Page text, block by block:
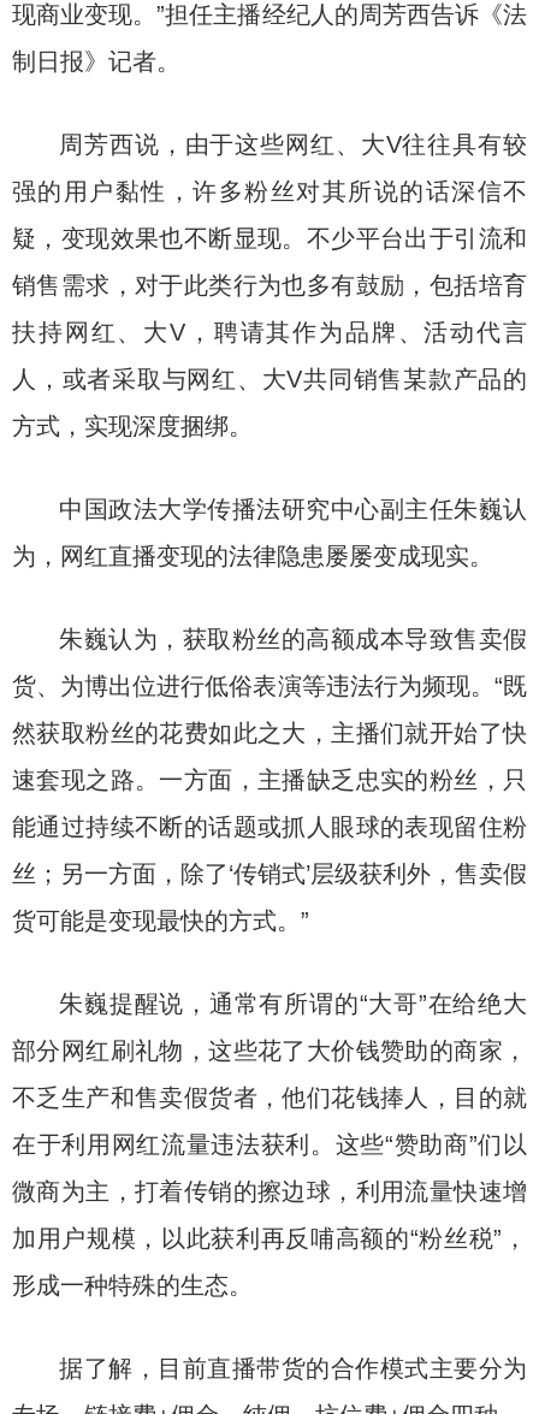
现商业变现。”担任主播经纪人的周芳西告诉《法
制日报》记者。
周芳西说，由于这些网红、大V往往具有较
强的用户黏性，许多粉丝对其所说的话深信不
疑，变现效果也不断显现。不少平台出于引流和
销售需求，对于此类行为也多有鼓励，包括培育
扶持网红、大V，聘请其作为品牌、活动代言
人，或者采取与网红、大V共同销售某款产品的
方式，实现深度捆绑。
中国政法大学传播法研究中心副主任朱巍认
为，网红直播变现的法律隐患屡屡变成现实。
朱巍认为，获取粉丝的高额成本导致售卖假
货、为博出位进行低俗表演等违法行为频现。“既
然获取粉丝的花费如此之大，主播们就开始了快
速套现之路。一方面，主播缺乏忠实的粉丝，只
能通过持续不断的话题或抓人眼球的表现留住粉
丝；另一方面，除了‘传销式’层级获利外，售卖假
货可能是变现最快的方式。”
朱巍提醒说，通常有所谓的“大哥”在给绝大
部分网红刷礼物，这些花了大价钱赞助的商家，
不乏生产和售卖假货者，他们花钱捧人，目的就
在于利用网红流量违法获利。这些“赞助商”们以
微商为主，打着传销的擦边球，利用流量快速增
加用户规模，以此获利再反哺高额的“粉丝税”，
形成一种特殊的生态。
据了解，目前直播带货的合作模式主要分为